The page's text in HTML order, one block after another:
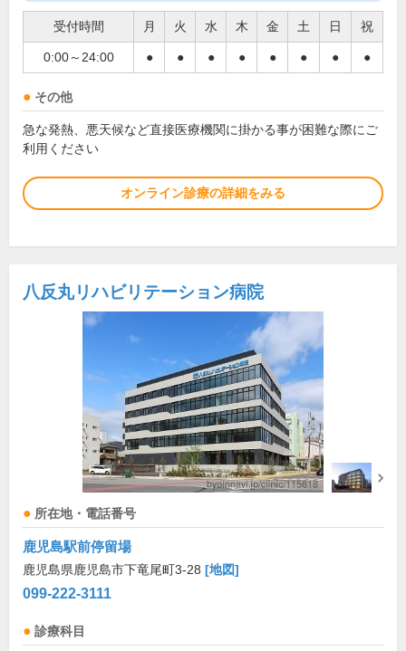
受付時間 月 火 水 木 金 土 日 祝
0:00～24:00 ● ● ● ● ● ● ● ●
その他
急な発熱、悪天候など直接医療機関に掛かる事が困難な際にご
利用ください
オンライン診療の詳細をみる
八反丸リハビリテーション病院
所在地・電話番号
鹿児島駅前停留場
鹿児島県鹿児島市下竜尾町3-28 [地図]
099-222-3111
診療科目